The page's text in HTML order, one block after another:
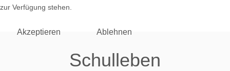
Schulleben
zur Verfügung stehen.
Akzeptieren Ablehnen